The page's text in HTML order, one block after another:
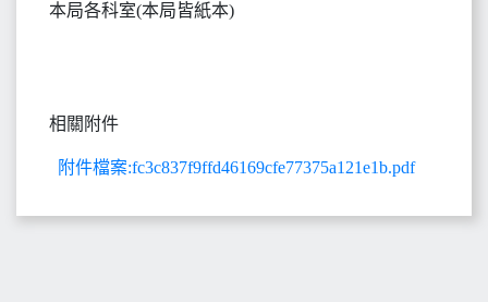
本局各科室(本局皆紙本)
相關附件
附件檔案:fc3c837f9ffd46169cfe77375a121e1b.pdf